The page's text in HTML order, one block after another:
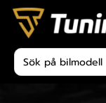
Skip to content
Produktsökning